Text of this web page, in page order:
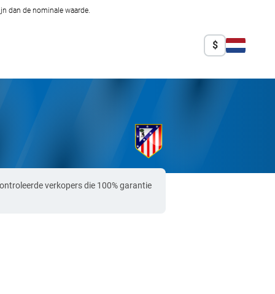
dan de nominale waarde.
$
verkopers die 100% garantie